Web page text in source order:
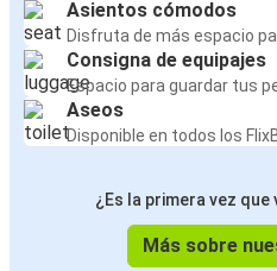
Asientos cómodos
Disfruta de más espacio
Consigna de equipajes
Espacio para guardar tus
Aseos
Disponible en todos los
¿Es la primera vez
Más sobre